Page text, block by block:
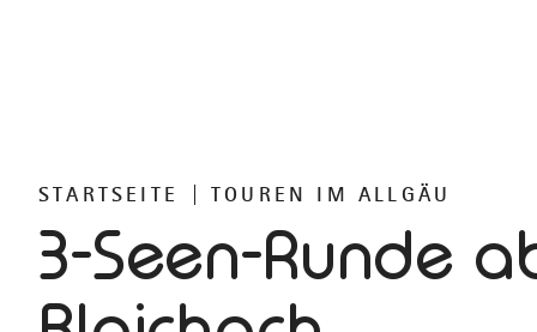
STARTSEITE TOUREN IM ALLGÄU
3-Seen-Runde